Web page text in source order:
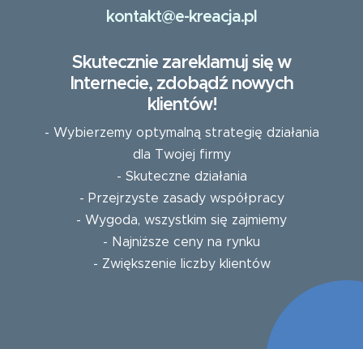
kontakt@e-kreacja.pl
Skutecznie zareklamuj się w
Internecie, zdobądź nowych
klientów!
- Wybierzemy optymalną strategię działania
dla Twojej firmy
- Skuteczne działania
- Przejrzyste zasady współpracy
- Wygoda, wszystkim się zajmiemy
- Najniższe ceny na rynku
- Zwiększenie liczby klientów